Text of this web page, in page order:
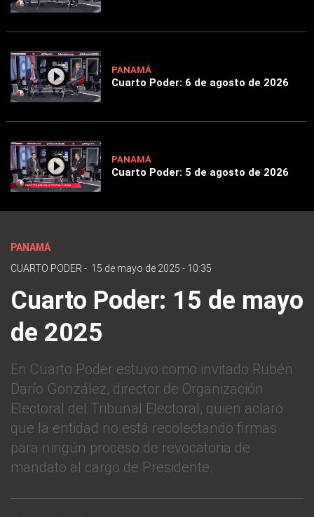
PANAMÁ
Cuarto Poder: 6 de agosto de 2026
PANAMÁ
Cuarto Poder: 5 de agosto de 2026
PANAMÁ
CUARTO PODER - 15 de mayo de 2025 - 10:35
Cuarto Poder: 15 de mayo
de 2025
En Cuarto Poder estuvo como invitado Rubén
Darío González, director de Organización
Electoral del Tribunal Electoral, quien aclaró
que la entidad no está recolectando firmas
para ningún proceso de revocatoria de
mandato al cargo de Presidente.